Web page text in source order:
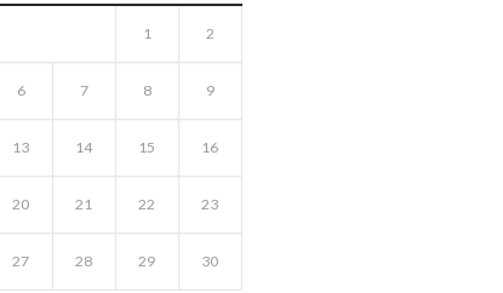
1 2
6 7 8 9
13 14 15 16
20 21 22 23
27 28 29 30